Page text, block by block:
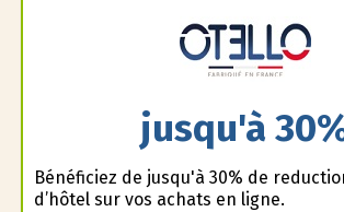
jusqu'à
Bénéficiez de jusqu'à 30% de
d’hôtel sur vos achats en ligne.